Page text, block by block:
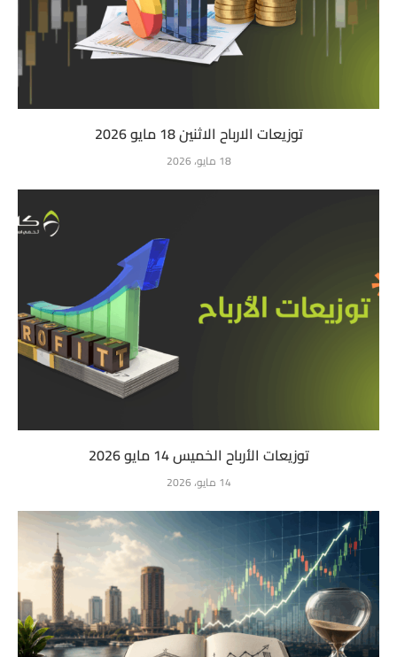
توزيعات الارباح الاثنين 18 مايو 2026
18 مايو، 2026
توزيعات الأرباح الخميس 14 مايو 2026
14 مايو، 2026